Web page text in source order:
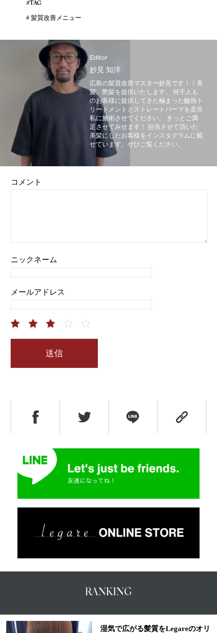
#TAG
# 髪質改善メニュー
Editor
妙見 知洋
広島の髪質改善マスター妙見です！！美
髪、艶髪を提供いたします。 何千人も
のお客様に提供してきた極まった酸熱ト
リートメントとストレートパーマを是非
私に施術させてください。 きっとご満
足させてみせます！ 担当させて頂いた
美髪にしたお客様をインスタグラムに載
せています。ぜひご覧ください。
コメント
ニックネーム
メールアドレス
RANKING
湿気で広がる髪質をLegareのオリ